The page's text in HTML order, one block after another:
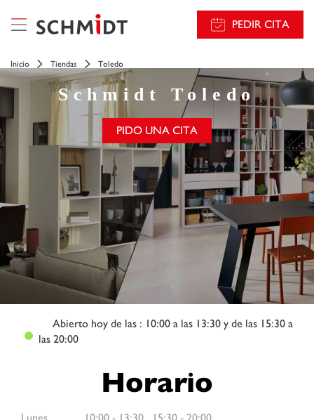
PEDIR CITA
Inicio Tiendas Toledo
Schmidt Toledo
PIDO UNA CITA
Abierto hoy de las : 10:00 a las 13:30 y de las 15:30 a
las 20:00
Horario